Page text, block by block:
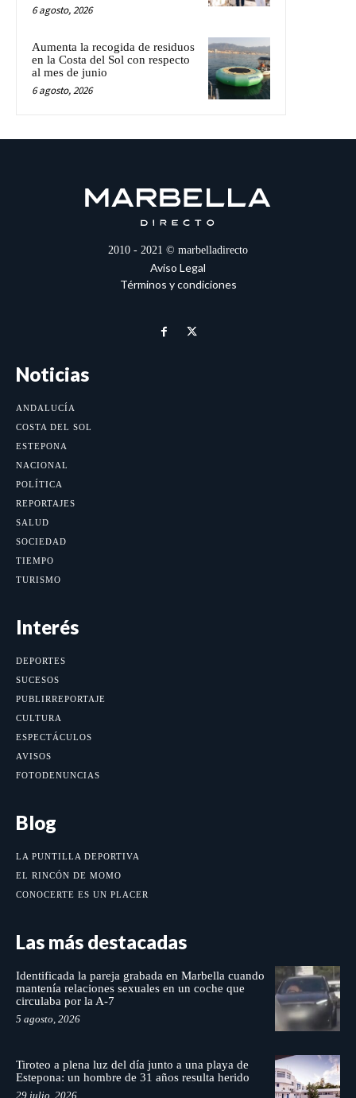
6 agosto, 2026
Aumenta la recogida de residuos
en la Costa del Sol con respecto
al mes de junio
6 agosto, 2026
2010 - 2021 © marbelladirecto
Aviso Legal
Términos y condiciones
Noticias
ANDALUCÍA
COSTA DEL SOL
ESTEPONA
NACIONAL
POLÍTICA
REPORTAJES
SALUD
SOCIEDAD
TIEMPO
TURISMO
Interés
DEPORTES
SUCESOS
PUBLIRREPORTAJE
CULTURA
ESPECTÁCULOS
AVISOS
FOTODENUNCIAS
Blog
LA PUNTILLA DEPORTIVA
EL RINCÓN DE MOMO
CONOCERTE ES UN PLACER
Las más destacadas
Identificada la pareja grabada en Marbella cuando
mantenía relaciones sexuales en un coche que
circulaba por la A-7
5 agosto, 2026
Tiroteo a plena luz del día junto a una playa de
Estepona: un hombre de 31 años resulta herido
29 julio, 2026